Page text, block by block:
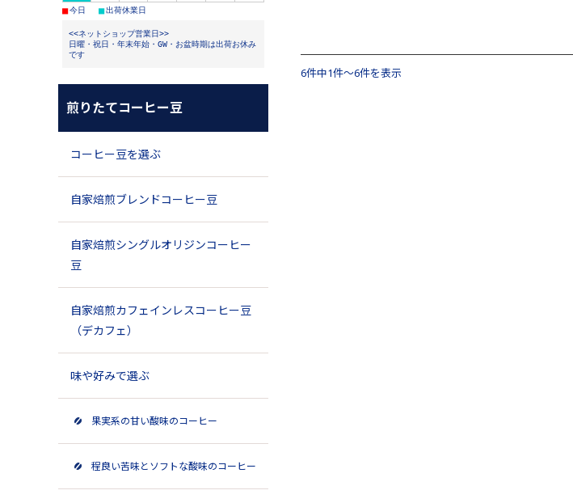
6件中1件～6件を表示
■今日 ■出荷休業日
<<ネットショップ営業日>>
日曜・祝日・年末年始・GW・お盆時期は出荷お休み
です
煎りたてコーヒー豆
コーヒー豆を選ぶ
自家焙煎ブレンドコーヒー豆
自家焙煎シングルオリジンコーヒー
豆
自家焙煎カフェインレスコーヒー豆
（デカフェ）
味や好みで選ぶ
果実系の甘い酸味のコーヒー
程良い苦味とソフトな酸味のコーヒー